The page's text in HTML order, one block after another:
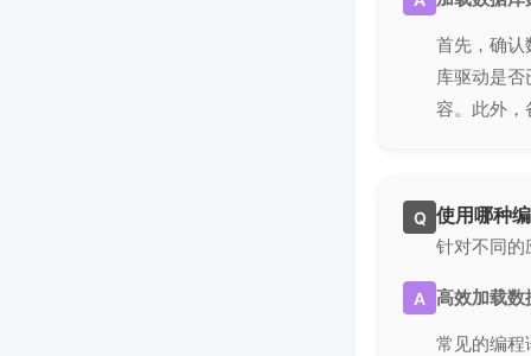
首先，确认
库驱动是
容。此外，
Q 使用哪种
针对不同的
A 高效加载数
常见的编